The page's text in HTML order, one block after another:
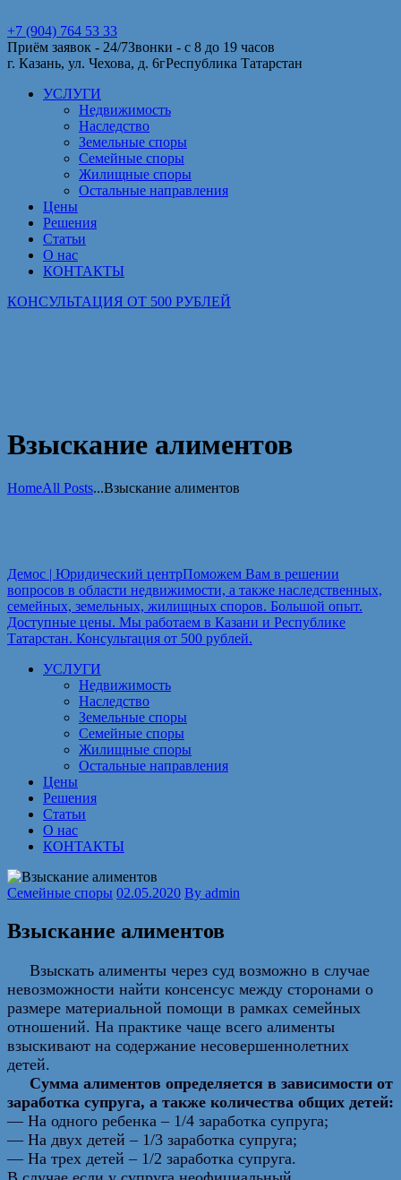
+7 (904) 764 53 33
Приём заявок - 24/7Звонки - с 8 до 19 часов
г. Казань, ул. Чехова, д. 6гРеспублика Татарстан
УСЛУГИ
Недвижимость
Наследство
Земельные споры
Семейные споры
Жилищные споры
Остальные направления
Цены
Решения
Статьи
О нас
КОНТАКТЫ
КОНСУЛЬТАЦИЯ ОТ 500 РУБЛЕЙ
Взыскание алиментов
HomeAll Posts...Взыскание алиментов
Демос | Юридический центрПоможем Вам в решении
вопросов в области недвижимости, а также наследственных,
семейных, земельных, жилищных споров. Большой опыт.
Доступные цены. Мы работаем в Казани и Республике
Татарстан. Консультация от 500 рублей.
УСЛУГИ
Недвижимость
Наследство
Земельные споры
Семейные споры
Жилищные споры
Остальные направления
Цены
Решения
Статьи
О нас
КОНТАКТЫ
Семейные споры 02.05.2020 By admin
Взыскание алиментов
Взыскать алименты через суд возможно в случае
невозможности найти консенсус между сторонами о
размере материальной помощи в рамках семейных
отношений. На практике чаще всего алименты
взыскивают на содержание несовершеннолетних
детей.
Сумма алиментов определяется в зависимости от
заработка супруга, а также количества общих детей:
— На одного ребенка – 1/4 заработка супруга;
— На двух детей – 1/3 заработка супруга;
— На трех детей – 1/2 заработка супруга.